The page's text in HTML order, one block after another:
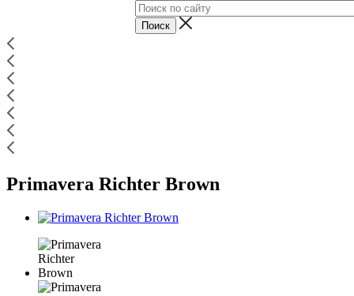
Primavera Richter Brown